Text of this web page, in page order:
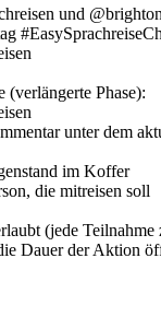
und
Phase):
unter dem
im Koffer
die mitreisen soll
(jede Teilnahme
Dauer der Aktion